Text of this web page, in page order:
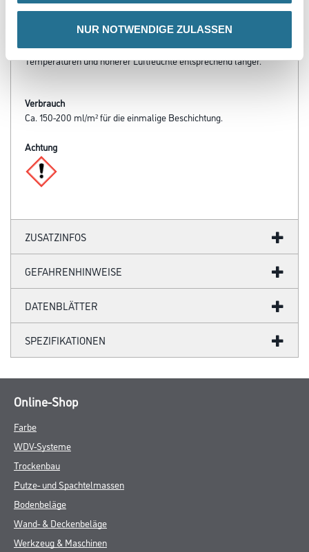
NUR NOTWENDIGE ZULASSEN
Bei + 20°C Luft- und Untergrundtemperatur 65% relativer
Luftfeuchte überstreichbar nach ca. 12 Stunden. Bei niedrigeren
Temperaturen und höherer Luftfeuchte entsprechend länger.
Verbrauch
Ca. 150-200 ml/m² für die einmalige Beschichtung.
Achtung
ZUSATZINFOS
GEFAHRENHINWEISE
DATENBLÄTTER
SPEZIFIKATIONEN
Online-Shop
Farbe
WDV-Systeme
Trockenbau
Putze- und Spachtelmassen
Bodenbeläge
Wand- & Deckenbeläge
Werkzeug & Maschinen